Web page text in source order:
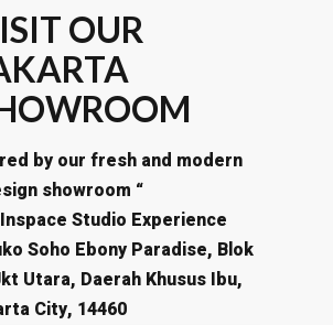
OUR
by our fresh and modern
showroom “
Studio Experience
Soho Ebony Paradise, Blok
Utara, Daerah Khusus Ibu,
City, 14460